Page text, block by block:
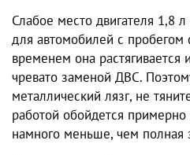
Слабое место двигателя 1,8
для автомобилей с
временем она растягивается
чревато заменой ДВС.
металлический лязг, не
работой обойдется
намного меньше, чем полная